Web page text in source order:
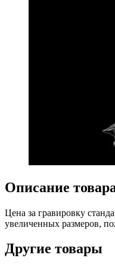
Описание
Цена за гравировку
увеличенных размеров,
Другие товары